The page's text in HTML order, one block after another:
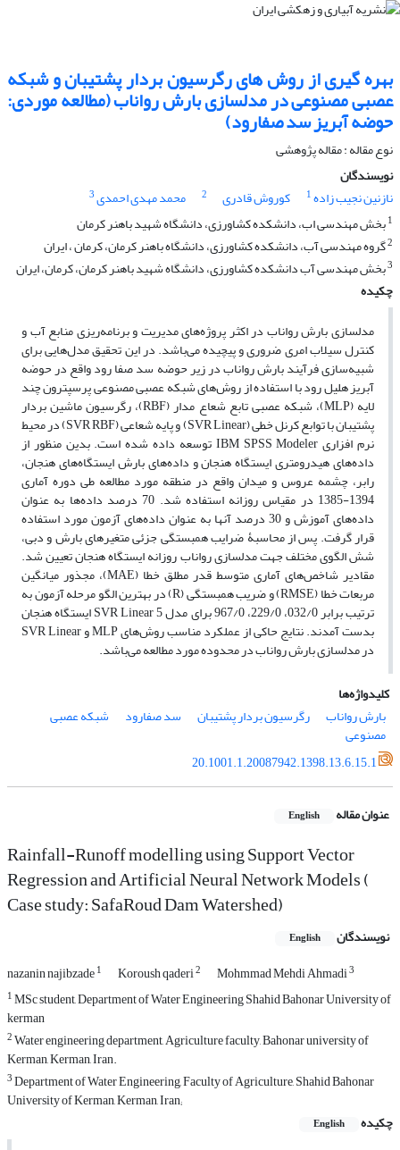
بهره گیری از روش های رگرسیون بردار پشتیبان و شبکه
عصبی مصنوعی در مدلسازی بارش رواناب (مطالعه موردی:
حوضه آبریز سد صفارود)
نوع مقاله : مقاله پژوهشی
نویسندگان
نازنین نجیب زاده1 کوروش قادری 2 محمد مهدی احمدی3
1بخش مهندسی اب، دانشکده کشاورزی، دانشگاه شهید باهنر کرمان
2گروه مهندسی آب، دانشکده کشاورزی، دانشگاه باهنر کرمان، کرمان ، ایران
3بخش مهندسی آب دانشکده کشاورزی، دانشگاه شهید باهنر کرمان، کرمان، ایران
چکیده
مدلسازی بارش رواناب در اکثر پروژه‌های مدیریت و برنامه‌ریزی منابع آب و
کنترل سیلاب امری ضروری و پیچیده می‌باشد. در این تحقیق مدل‌هایی برای
شبیه‌سازی فرآیند بارش رواناب در زیر حوضه سد صفا رود واقع در حوضه
آبریز هلیل رود با استفاده از روش‌های شبکه عصبی مصنوعی پرسپترون چند
لایه (MLP)، شبکه عصبی تابع شعاع مدار (RBF)، رگرسیون ماشین‌ بردار
پشتیبان با توابع کرنل خطی (SVR Linear) و پایه شعاعی (SVR RBF) در محیط
نرم افزاری IBM SPSS Modeler توسعه داده شده است. بدین منظور از
داده‌های هیدرومتری ایستگاه هنجان و داده‌های بارش ایستگاه‌های هنجان،
رابر، چشمه عروس و میدان واقع در منطقه مورد مطالعه طی دوره آماری
1394-1385 در مقیاس روزانه استفاده شد. 70 درصد داده‌ها به عنوان
داده‌های آموزش و 30 درصد آنها به عنوان داده‌های آزمون مورد استفاده
قرار گرفت. پس از محاسبۀ ضرایب همبستگی جزئی متغیرهای بارش و دبی،
شش الگوی مختلف جهت مدلسازی رواناب روزانه ایستگاه هنجان تعیین شد.
مقادیر شاخص‌های آماری متوسط قدر مطلق خطا (MAE)، مجذور میانگین
مربعات خطا (RMSE) و ضریب همبستگی (R) در بهترین الگو‌ مرحله آزمون به
ترتیب برابر 032/0، 229/0، 967/0 برای مدل SVR Linear 5 ایستگاه هنجان
بدست آمدند. نتایج حاکی از عملکرد مناسب روش‌های MLP و SVR Linear
در مدلسازی بارش رواناب در محدوده مورد مطالعه می‌باشد.
کلیدواژه‌ها
بارش رواناب
رگرسیون بردار پشتیبان سد صفارود شبکه عصبی
مصنوعی
20.1001.1.20087942.1398.13.6.15.1
عنوان مقاله English
Rainfall-Runoff modelling using Support Vector
Regression and Artificial Neural Network Models (
Case study: SafaRoud Dam Watershed)
نویسندگان English
nazanin najibzade1 Koroush qaderi2 Mohmmad Mehdi Ahmadi3
1MSc student, Department of Water Engineering Shahid Bahonar University of
kerman
2Water engineering department, Agriculture faculty, Bahonar university of
Kerman, Kerman, Iran.
3Department of Water Engineering, Faculty of Agriculture, Shahid Bahonar
University of Kerman, Kerman, Iran;
چکیده
English